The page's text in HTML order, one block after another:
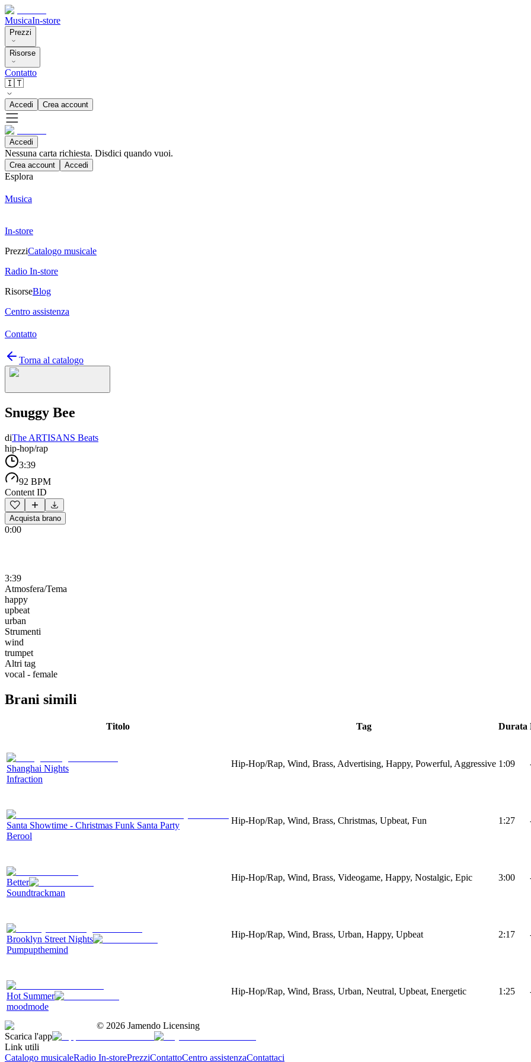
MusicaIn-store
Prezzi
Risorse
Contatto
🇮🇹
Accedi Crea account
Accedi
Nessuna carta richiesta. Disdici quando vuoi.
Crea account Accedi
Esplora
Musica
In-store
PrezziCatalogo musicale
Radio In-store
RisorseBlog
Centro assistenza
Contatto
Torna al catalogo
Snuggy Bee
diThe ARTISANS Beats
hip-hop/rap
3:39
92 BPM
Content ID
Acquista brano
0:00
3:39
Atmosfera/Tema
happy
upbeat
urban
Strumenti
wind
trumpet
Altri tag
vocal - female
Brani simili
Titolo Tag Durata
Shanghai Nights
Infraction
Hip-Hop/Rap, Wind, Brass, Advertising, Happy, Powerful, Aggressive 1:09
Santa Showtime - Christmas Funk Santa Party
Berool
Hip-Hop/Rap, Wind, Brass, Christmas, Upbeat, Fun 1:27
Better
Soundtrackman
Hip-Hop/Rap, Wind, Brass, Videogame, Happy, Nostalgic, Epic 3:00
Brooklyn Street Nights
Pumpupthemind
Hip-Hop/Rap, Wind, Brass, Urban, Happy, Upbeat 2:17
Hot Summer
moodmode
Hip-Hop/Rap, Wind, Brass, Urban, Neutral, Upbeat, Energetic 1:25
© 2026 Jamendo Licensing
Scarica l'app
Link utili
Catalogo musicaleRadio In-storePrezziContattoCentro assistenzaContattaci